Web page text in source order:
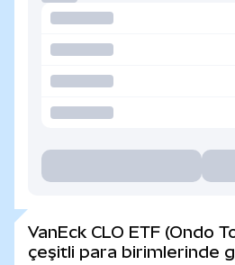
VanEck CLO ETF (Ondo
çeşitli para birimlerinde